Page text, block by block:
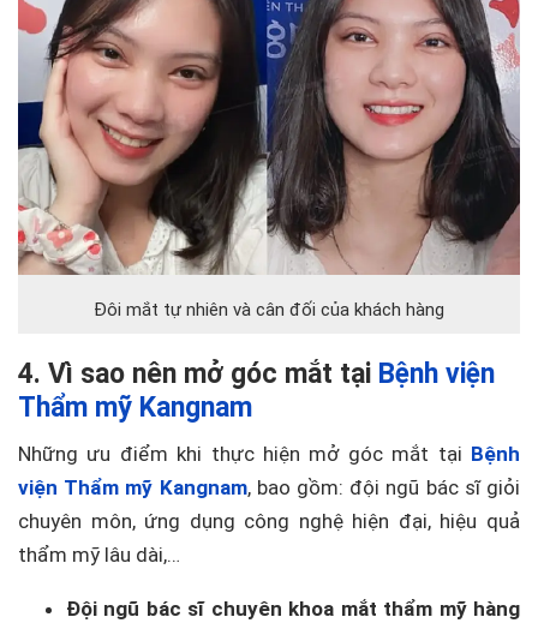
Đôi mắt tự nhiên và cân đối của khách hàng
4. Vì sao nên mở góc mắt tại Bệnh viện
Thẩm mỹ Kangnam
Những ưu điểm khi thực hiện mở góc mắt tại Bệnh
viện Thẩm mỹ Kangnam, bao gồm: đội ngũ bác sĩ giỏi
chuyên môn, ứng dụng công nghệ hiện đại, hiệu quả
thẩm mỹ lâu dài,…
Đội ngũ bác sĩ chuyên khoa mắt thẩm mỹ hàng